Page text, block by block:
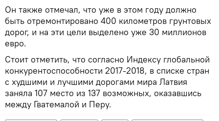
Он также отмечал, что уже в этом году должно
быть отремонтировано 400 километров грунтовых
дорог, и на эти цели выделено уже 30 миллионов
евро.
Стоит отметить, что согласно Индексу глобальной
конкурентоспособности 2017-2018, в списке стран
с худшими и лучшими дорогами мира Латвия
заняла 107 место из 137 возможных, оказавшись
между Гватемалой и Перу.